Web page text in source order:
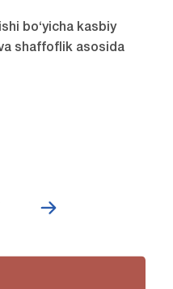
bo‘yicha kasbiy
shaffoflik asosida